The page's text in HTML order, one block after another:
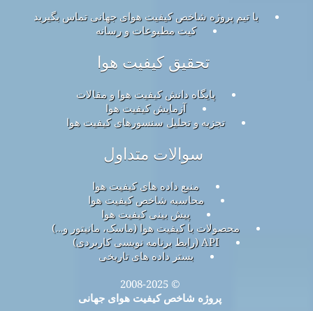
با تیم پروژه شاخص کیفیت هوای جهانی تماس بگیرید
کیت مطبوعات و رسانه
تحقیق کیفیت هوا
پایگاه دانش کیفیت هوا و مقالات
آزمایش کیفیت هوا
تجزیه و تحلیل سنسورهای کیفیت هوا
سوالات متداول
منبع داده های کیفیت هوا
محاسبه شاخص کیفیت هوا
پیش بینی کیفیت هوا
محصولات با کیفیت هوا (ماسک، مانیتور و…)
API (رابط برنامه نویسی کاربردی)
بستر داده های تاریخی
© 2008-2025
پروژه شاخص کیفیت هوای جهانی